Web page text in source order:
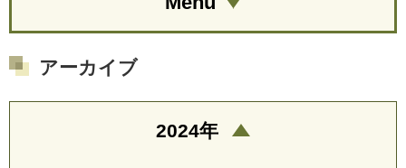
アーカイブ
2024年